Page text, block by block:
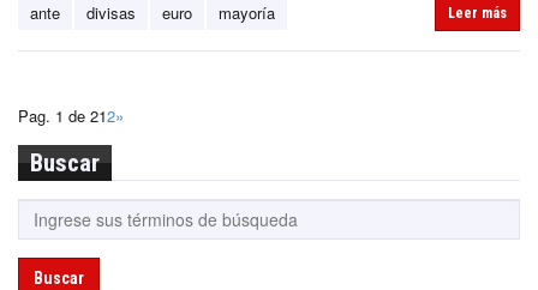
ante divisas euro mayoría Leer más
Pag. 1 de 212»
Buscar
Buscar